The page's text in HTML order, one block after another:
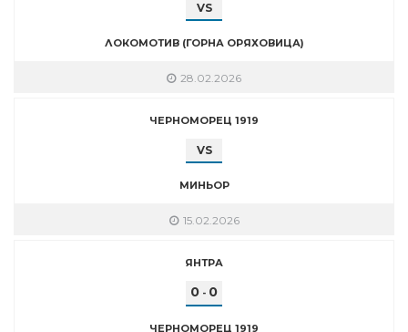
VS
ЛОКОМОТИВ (ГОРНА ОРЯХОВИЦА)
28.02.2026
ЧЕРНОМОРЕЦ 1919
VS
МИНЬОР
15.02.2026
ЯНТРА
0 - 0
ЧЕРНОМОРЕЦ 1919